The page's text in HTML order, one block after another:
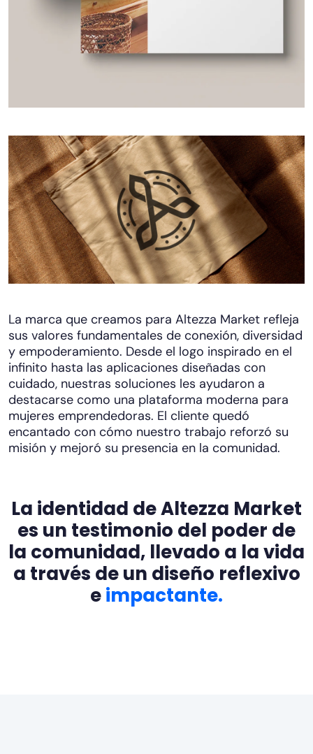
La marca que creamos para Altezza Market refleja
sus valores fundamentales de conexión, diversidad
y empoderamiento. Desde el logo inspirado en el
infinito hasta las aplicaciones diseñadas con
cuidado, nuestras soluciones les ayudaron a
destacarse como una plataforma moderna para
mujeres emprendedoras. El cliente quedó
encantado con cómo nuestro trabajo reforzó su
misión y mejoró su presencia en la comunidad.
La identidad de Altezza Market
es un testimonio del poder de
la comunidad, llevado a la vida
a través de un diseño reflexivo
eimpactante.